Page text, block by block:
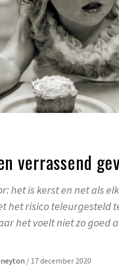
verrassend
het is kerst en net als
het risico teleurgesteld
het voelt niet zo goed
/ 17 december 2020